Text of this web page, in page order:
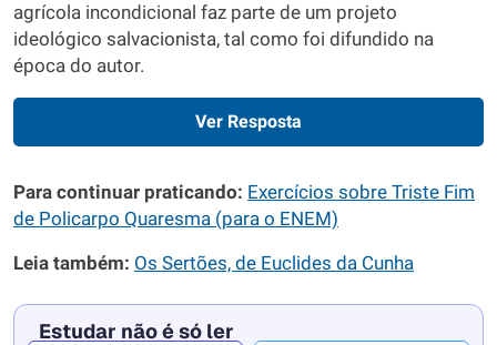
agrícola incondicional faz parte de um projeto
ideológico salvacionista, tal como foi difundido na
época do autor.
Ver Resposta
Para continuar praticando: Exercícios sobre Triste Fim
de Policarpo Quaresma (para o ENEM)
Leia também: Os Sertões, de Euclides da Cunha
Estudar não é só ler